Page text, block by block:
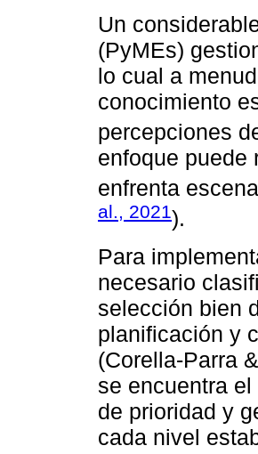
Un
(PyMEs)
lo cual a
conocimiento
percepciones
enfoque puede
enfrenta
al., 2021).
Para
necesario
selección bien
planificación y
(Corella-Parra
se encuentra
de prioridad y
cada nivel